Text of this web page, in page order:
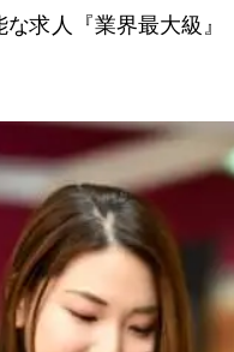
求人『業界最大級』